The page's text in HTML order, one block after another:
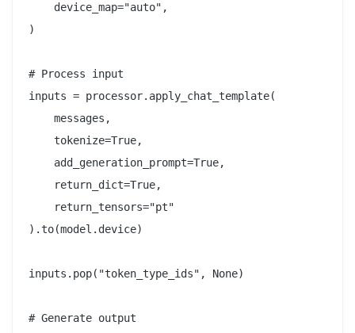
    device_map="auto",
)
# Process input
inputs = processor.apply_chat_template(
    messages,
    tokenize=True,
    add_generation_prompt=True,
    return_dict=True,
    return_tensors="pt"
).to(model.device)
inputs.pop("token_type_ids", None)
# Generate output